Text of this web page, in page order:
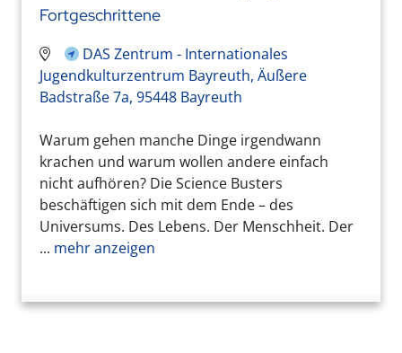
Fortgeschrittene
DAS Zentrum - Internationales
Jugendkulturzentrum Bayreuth, Äußere
Badstraße 7a, 95448 Bayreuth
Warum gehen manche Dinge irgendwann
krachen und warum wollen andere einfach
nicht aufhören? Die Science Busters
beschäftigen sich mit dem Ende – des
Universums. Des Lebens. Der Menschheit. Der
... mehr anzeigen